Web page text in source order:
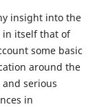
insight into the
in itself that of
some basic
around the
serious
in